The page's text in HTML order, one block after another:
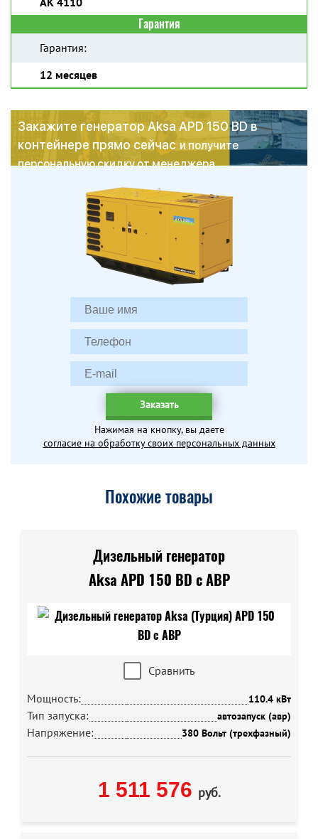
Гарантия
Гарантия:
12 месяцев
Закажите генератор Aksa APD 150 BD в
контейнере прямо сейчас и получите
персональную скидку от менеджера
Заказать
Нажимая на кнопку, вы даете
согласие на обработку своих персональных данных
Похожие товары
Дизельный генератор
Aksa APD 150 BD с АВР
Сравнить
Мощность:
110.4 кВт
Тип запуска: автозапуск (авр)
Напряжение: 380 Вольт (трехфазный)
1 511 576 руб.